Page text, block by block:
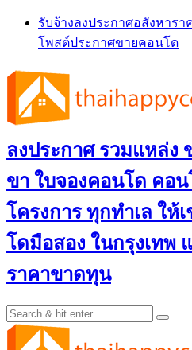
Skip
content
รับจ้างลงประกาศอสังหาร
โพสต์ประกาศขายคอนโด
ลงประกาศ รวมแหล่ง
ขา ใบจองคอนโด คอ
โครงการ ทุกทำเล ให้
โดมือสอง ในกรุงเทพ
ราคาขาดทุน